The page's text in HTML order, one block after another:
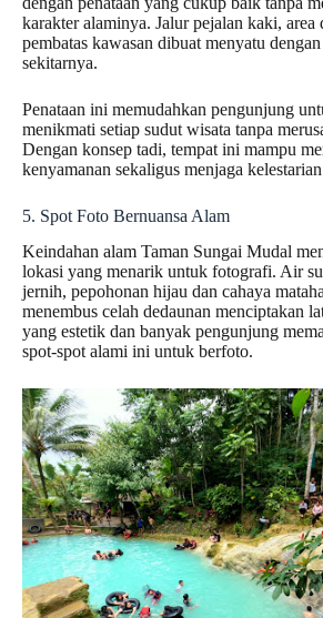
karakter alaminya. Jalur pejalan kaki, area
pembatas kawasan dibuat menyatu
sekitarnya.
Penataan ini memudahkan pengunjung
menikmati setiap sudut wisata tanpa
Dengan konsep tadi, tempat ini mampu
kenyamanan sekaligus menjaga
5. Spot Foto Bernuansa Alam
Keindahan alam Taman Sungai Mudal
lokasi yang menarik untuk fotografi. Air
jernih, pepohonan hijau dan cahaya
menembus celah dedaunan menciptakan
yang estetik dan banyak pengunjung
spot-spot alami ini untuk berfoto.